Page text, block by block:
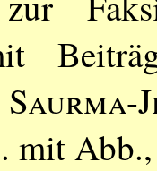
mit